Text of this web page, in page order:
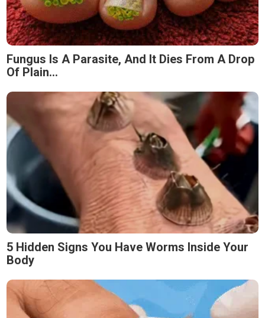
Fungus Is A Parasite, And It Dies From A Drop
Of Plain...
5 Hidden Signs You Have Worms Inside Your
Body